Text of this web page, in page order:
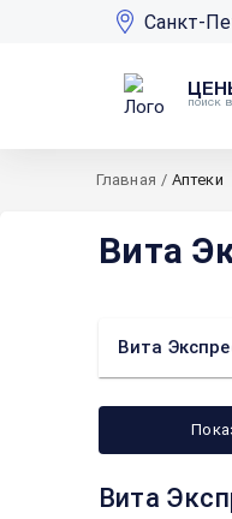
Санкт-
поиск
Главная / Аптеки
Вита
Вита
Вита